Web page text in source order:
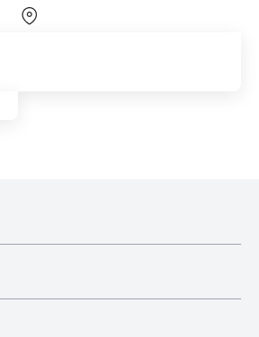
Über 700 Partnerwerkstätten